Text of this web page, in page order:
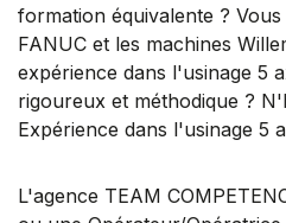
formation équivalente ?
FANUC et les machines
expérience dans l'usinage 5
rigoureux et méthodique ?
Expérience dans l'usinage 5
L'agence TEAM